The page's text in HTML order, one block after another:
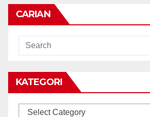
CARIAN
KATEGORI
KATEGORI